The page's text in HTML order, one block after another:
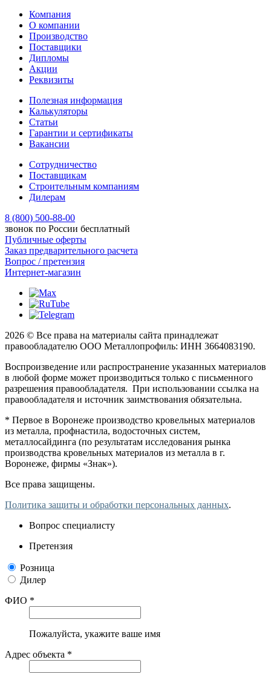
Компания
О компании
Производство
Поставщики
Дипломы
Акции
Реквизиты
Полезная информация
Калькуляторы
Статьи
Гарантии и сертификаты
Вакансии
Сотрудничество
Поставщикам
Строительным компаниям
Дилерам
8 (800) 500-88-00
звонок по России бесплатный
Публичные оферты
Заказ предварительного расчета
Вопрос / претензия
Интернет-магазин
2026 © Все права на материалы сайта принадлежат
правообладателю ООО Металлопрофиль: ИНН 3664083190.
Воспроизведение или распространение указанных материалов
в любой форме может производиться только с письменного
разрешения правообладателя. При использовании ссылка на
правообладателя и источник заимствования обязательна.
* Первое в Воронеже производство кровельных материалов
из металла, профнастила, водосточных систем,
металлосайдинга (по результатам исследования рынка
производства кровельных материалов из металла в г.
Воронеже, фирмы «Знак»).
Все права защищены.
Политика защиты и обработки персональных данных.
Вопрос специалисту
Претензия
Розница
Дилер
ФИО *
Пожалуйста, укажите ваше имя
Адрес объекта *